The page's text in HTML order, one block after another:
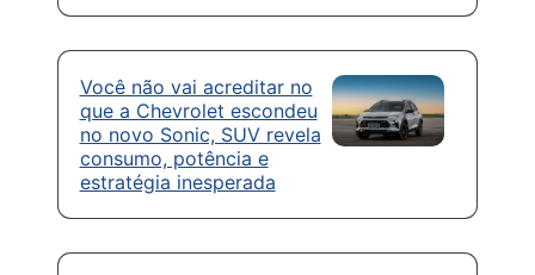
Você não vai acreditar no
que a Chevrolet escondeu
no novo Sonic, SUV revela
consumo, potência e
estratégia inesperada